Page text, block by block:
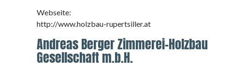
Webseite:
http://www.holzbau-rupertsiller.at
Andreas Berger Zimmerei-Holzbau
Gesellschaft m.b.H.